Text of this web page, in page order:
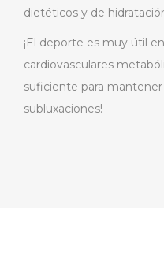
dietéticos y de
¡El deporte es muy útil
cardiovasculares
suficiente para
subluxaciones!